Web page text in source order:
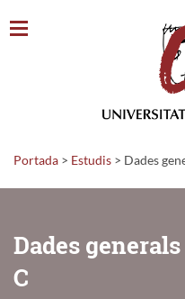
Portada > Estudis > Dades
Dades
C